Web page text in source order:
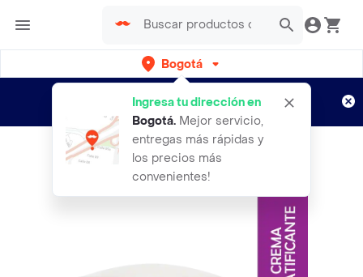
Bogotá
Ingresa tu dirección en
Bogotá. Mejor servicio,
entregas más rápidas y
los precios más
convenientes!
envíos gratis por semanas
Aplican TyC